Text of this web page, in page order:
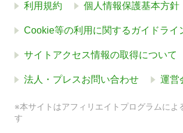
利用規約 個人情報保護基本方針
Cookie等の利用に関するガイドライ
サイトアクセス情報の取得について
法人・プレスお問い合わせ 運営
※本サイトはアフィリエイトプログラムによ
す